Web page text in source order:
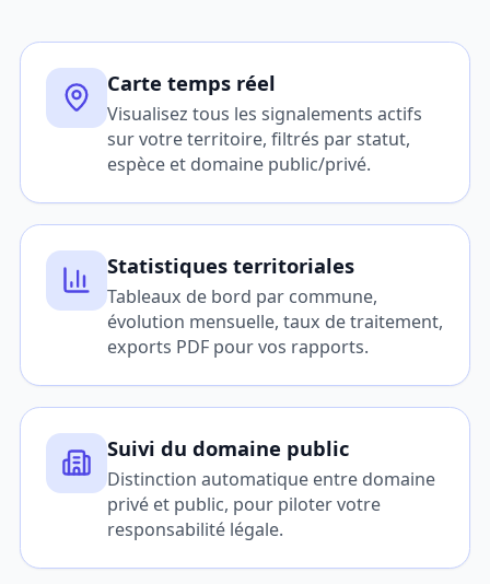
Carte temps réel
Visualisez tous les signalements actifs
sur votre territoire, filtrés par statut,
espèce et domaine public/privé.
Statistiques territoriales
Tableaux de bord par commune,
évolution mensuelle, taux de traitement,
exports PDF pour vos rapports.
Suivi du domaine public
Distinction automatique entre domaine
privé et public, pour piloter votre
responsabilité légale.